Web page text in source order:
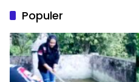
Populer